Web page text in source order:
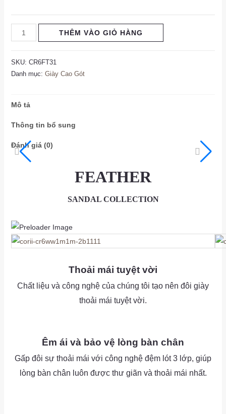
THÊM VÀO GIỎ HÀNG
SKU: CR6FT31
Danh mục: Giày Cao Gót
Mô tả
Thông tin bổ sung
Đánh giá (0)
FEATHER
SANDAL COLLECTION
Thoải mái tuyệt vời
Chất liệu và công nghệ của chúng tôi tạo nên đôi giày
thoải mái tuyệt vời.
Êm ái và bảo vệ lòng bàn chân
Gấp đôi sự thoải mái với công nghệ đệm lót 3 lớp, giúp
lòng bàn chân luôn được thư giãn và thoải mái nhất.